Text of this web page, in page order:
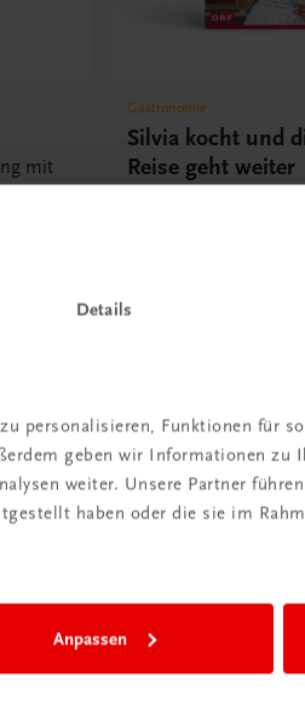
Details
personalisieren, Funktionen für
geben wir Informationen zu
weiter. Unsere Partner
haben oder die sie im
Anpassen
mit
Gastronomie
Silvia kocht und
Reise geht weiter
€ 26,90